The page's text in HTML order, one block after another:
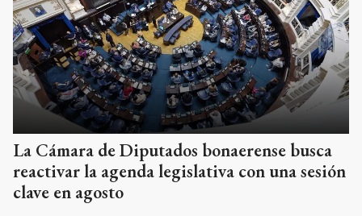
La Cámara de Diputados bonaerense busca
reactivar la agenda legislativa con una sesión
clave en agosto